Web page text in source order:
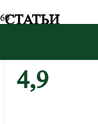
СТАТЬИ
4,9